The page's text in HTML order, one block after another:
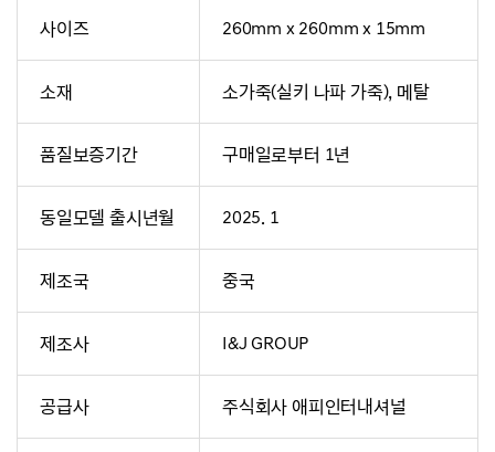
사이즈 260mm x 260mm x 15mm
소재 소가죽(실키 나파 가죽), 메탈
품질보증기간 구매일로부터 1년
동일모델 출시년월 2025. 1
제조국 중국
제조사 I&J GROUP
공급사 주식회사 애피인터내셔널